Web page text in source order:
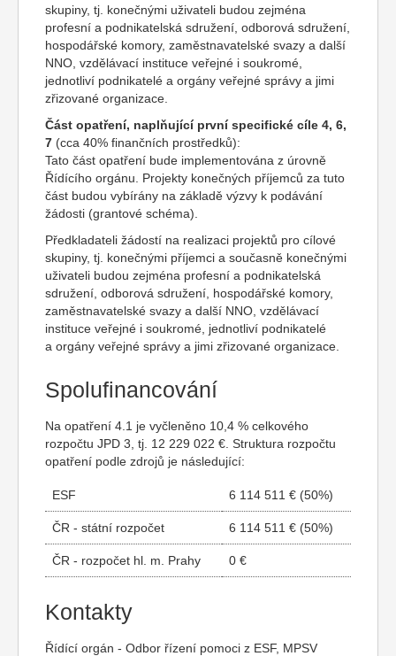
skupiny, tj. konečnými uživateli budou zejména
profesní a podnikatelská sdružení, odborová sdružení,
hospodářské komory, zaměstnavatelské svazy a další
NNO, vzdělávací instituce veřejné i soukromé,
jednotliví podnikatelé a orgány veřejné správy a jimi
zřizované organizace.
Část opatření, naplňující první specifické cíle 4, 6,
7 (cca 40% finančních prostředků):
Tato část opatření bude implementována z úrovně
Řídícího orgánu. Projekty konečných příjemců za tuto
část budou vybírány na základě výzvy k podávání
žádosti (grantové schéma).
Předkladateli žádostí na realizaci projektů pro cílové
skupiny, tj. konečnými příjemci a současně konečnými
uživateli budou zejména profesní a podnikatelská
sdružení, odborová sdružení, hospodářské komory,
zaměstnavatelské svazy a další NNO, vzdělávací
instituce veřejné i soukromé, jednotliví podnikatelé
a orgány veřejné správy a jimi zřizované organizace.
Spolufinancování
Na opatření 4.1 je vyčleněno 10,4 % celkového
rozpočtu JPD 3, tj. 12 229 022 €. Struktura rozpočtu
opatření podle zdrojů je následující:
ESF 6 114 511 € (50%)
ČR - státní rozpočet 6 114 511 € (50%)
ČR - rozpočet hl. m. Prahy 0 €
Kontakty
Řídící orgán - Odbor řízení pomoci z ESF, MPSV